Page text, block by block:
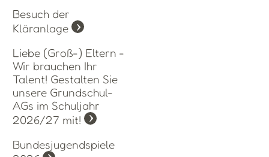
Besuch der
Kläranlage
Liebe (Groß-) Eltern -
Wir brauchen Ihr
Talent! Gestalten Sie
unsere Grundschul-
AGs im Schuljahr
2026/27 mit!
Bundesjugendspiele